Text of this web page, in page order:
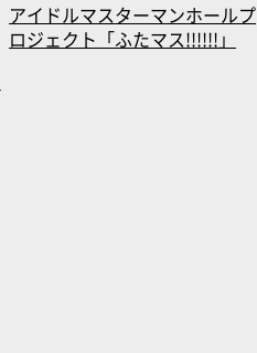
アイドルマスターマンホールプ
ロジェクト「ふたマス!!!!!!」